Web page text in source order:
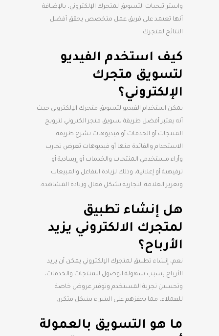
واستراتيجيات التسويق لمتجرك الإلكتروني، بالإضافة
أنها تعتمد على فريق عمل متخصص يحقق أفضل
النتائج لمتجرك.
كيف استخدم الفيديو
لتسويق متجرك
الإلكتروني؟
يمكن استخدام الفيديو لتسويق متجرك الإلكتروني حيث
أنه يعتبر أفضل طريقة تسويق متجر الكتروني لترويج
المنتجات أو الخدمات أو فيديوهات تشرح طريقة
الاستخدام والفائدة منها أو فيديوهات تعرض تجارب
وآراء مستخدمي المنتجات والخدمات أو إرشادية أو
ترفيهية أو إعلانية، وذلك لزيادة التفاعل والمبيعات
وتعزيز العلامة التجارية بشكل فعال وزيادة المشاهدة.
هل إنشاء تطبيق
لمتجرك الالكتروني يزيد
الأرباح؟
نعم، إنشاء تطبيق لمتجرك الإلكتروني يمكن أن يزيد
الأرباح بسبب سهولة الوصول للمنتجات والخدمات،
وتحسين تجربة المستخدم وتوفير عروض خاصة
للعملاء، مما يحفزهم على الشراء بشكل متكرر.
ما هو التسويق بالعمولة